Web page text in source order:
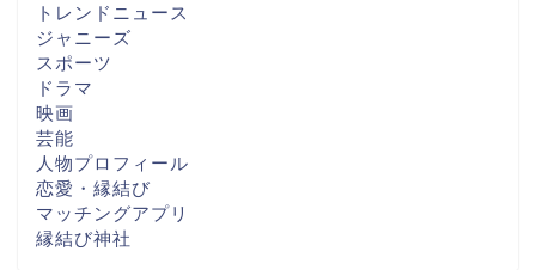
トレンドニュース
ジャニーズ
スポーツ
ドラマ
映画
芸能
人物プロフィール
恋愛・縁結び
マッチングアプリ
縁結び神社